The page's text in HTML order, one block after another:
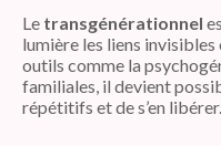
Le transgénérationnel
lumière les liens invisibles
outils comme la
familiales, il devient
répétitifs et de s’en libérer.